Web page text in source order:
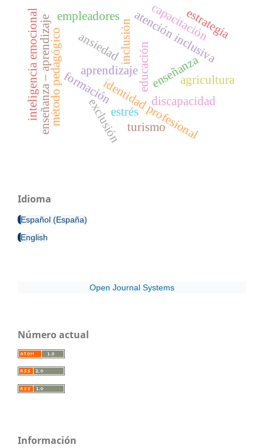
formación
atención inclusiva
identidad profesional
enseñanza
aprendizaje
inclusión
exclusión discapacidad
capacitación
estrés
ansiedad
método pedagógico agricultura
turismo
inteligencia emocional educación
empleadores
enseñanza – aprendizaje estrategia
Idioma
Español (España)
English
Open Journal Systems
Número actual
Información